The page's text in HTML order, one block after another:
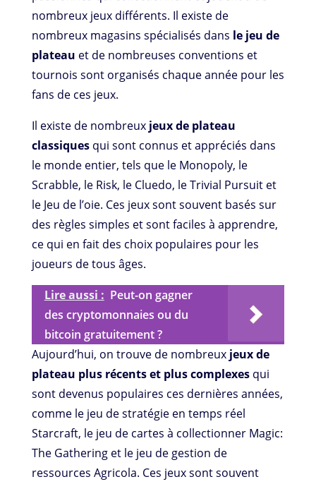
nombreux jeux différents. Il existe de
nombreux magasins spécialisés dans le jeu de
plateau et de nombreuses conventions et
tournois sont organisés chaque année pour les
fans de ces jeux.
Il existe de nombreux jeux de plateau
classiquesqui sont connus et appréciés dans
le monde entier, tels que le Monopoly, le
Scrabble, le Risk, le Cluedo, le Trivial Pursuit et
le Jeu de l’oie. Ces jeux sont souvent basés sur
des règles simples et sont faciles à apprendre,
ce qui en fait des choix populaires pour les
joueurs de tous âges.
Lire aussi : Peut-on gagner
des cryptomonnaies ou du
bitcoin gratuitement ?
Aujourd’hui, on trouve de nombreux jeux de
plateau plus récents et plus complexesqui
sont devenus populaires ces dernières années,
comme le jeu de stratégie en temps réel
Starcraft, le jeu de cartes à collectionner Magic:
The Gathering et le jeu de gestion de
ressources Agricola. Ces jeux sont souvent